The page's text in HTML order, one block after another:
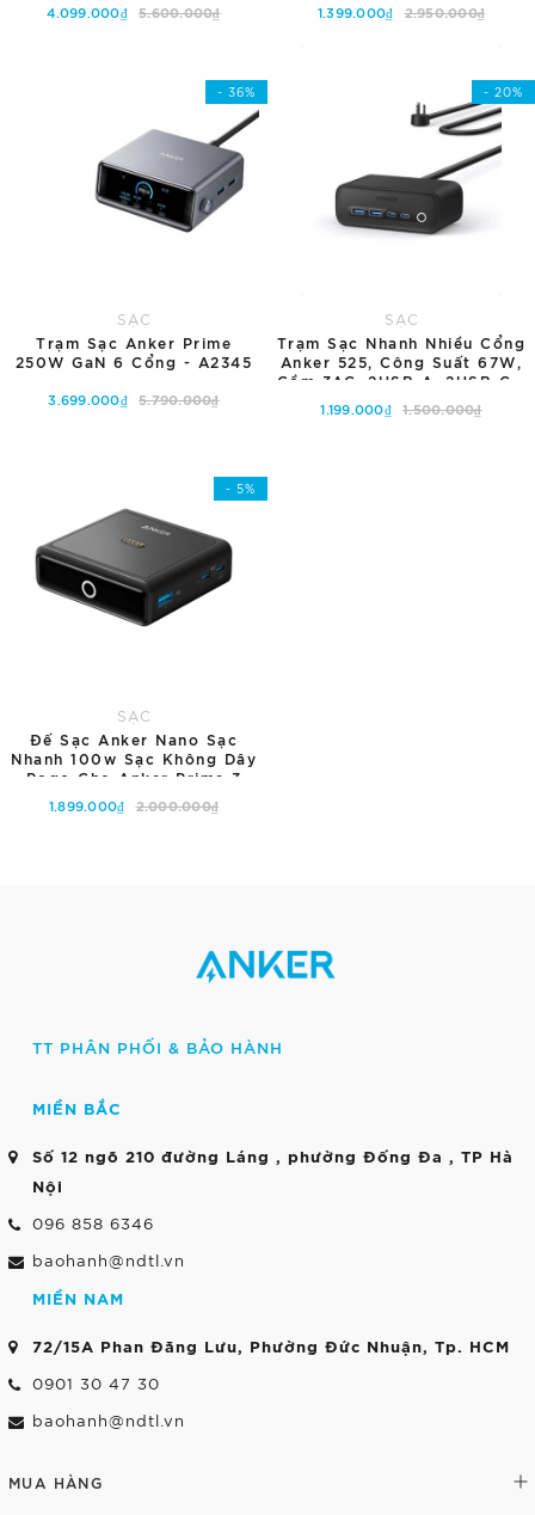
4.099.000₫ 5.600.000₫
1.5m - A9126
1.399.000₫ 2.950.000₫
- 36%
SẠC
Trạm Sạc Anker Prime
250W GaN 6 Cổng - A2345
3.699.000₫ 5.790.000₫
- 20%
SẠC
Trạm Sạc Nhanh Nhiều Cổng
Anker 525, Công Suất 67W,
Gồm 3AC, 2USB A, 2USB C -
1.199.000₫ 1.500.000₫
- 5%
SẠC
Đế Sạc Anker Nano Sạc
Nhanh 100w Sạc Không Dây
Pogo Cho Anker Prime 3
Cổng USB - A1902
1.899.000₫ 2.000.000₫
TT PHÂN PHỐI & BẢO HÀNH
MIỀN BẮC
Số 12 ngõ 210 đường Láng , phường Đống Đa , TP Hà
Nội
096 858 6346
baohanh@ndtl.vn
MIỀN NAM
72/15A Phan Đăng Lưu, Phường Đức Nhuận, Tp. HCM
0901 30 47 30
baohanh@ndtl.vn
MUA HÀNG